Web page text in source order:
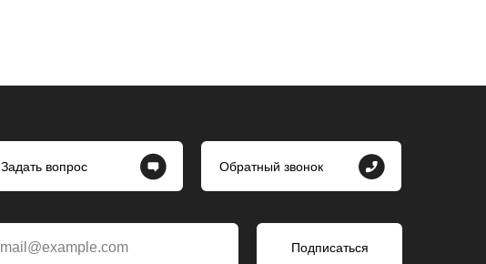
Задать вопрос Обратный звонок
mail@example.com Подписаться